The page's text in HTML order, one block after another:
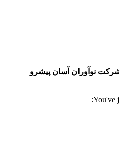
نوآوران آسان پیشرو
You've